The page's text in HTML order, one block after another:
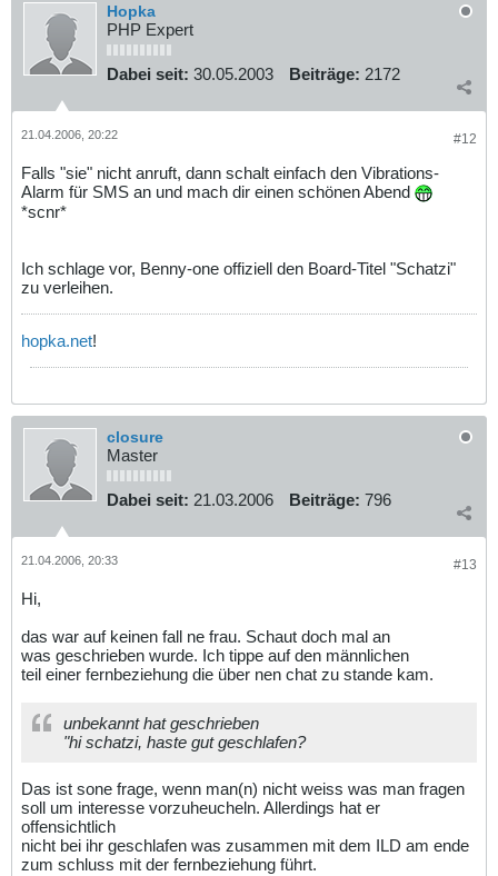
Hopka
PHP Expert
Dabei seit: 30.05.2003 Beiträge: 2172
#12
21.04.2006, 20:22
Falls "sie" nicht anruft, dann schalt einfach den Vibrations-
Alarm für SMS an und mach dir einen schönen Abend
*scnr*
Ich schlage vor, Benny-one offiziell den Board-Titel "Schatzi"
zu verleihen.
hopka.net!
closure
Master
Dabei seit: 21.03.2006 Beiträge: 796
#13
21.04.2006, 20:33
Hi,
das war auf keinen fall ne frau. Schaut doch mal an
was geschrieben wurde. Ich tippe auf den männlichen
teil einer fernbeziehung die über nen chat zu stande kam.
unbekannt hat geschrieben
"hi schatzi, haste gut geschlafen?
Das ist sone frage, wenn man(n) nicht weiss was man fragen
soll um interesse vorzuheucheln. Allerdings hat er
offensichtlich
nicht bei ihr geschlafen was zusammen mit dem ILD am ende
zum schluss mit der fernbeziehung führt.